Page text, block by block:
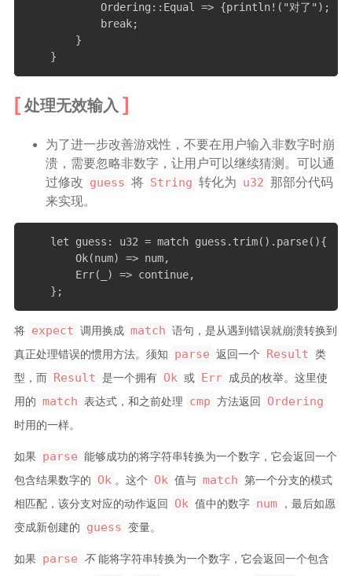
            Ordering::Equal => {println!("对了");
            break;
        }
    }
处理无效输入
为了进一步改善游戏性，不要在用户输入非数字时崩
溃，需要忽略非数字，让用户可以继续猜测。可以通
过修改 guess 将 String 转化为 u32 那部分代码
来实现。
    let guess: u32 = match guess.trim().parse(){
        Ok(num) => num,
        Err(_) => continue,
    };
将 expect 调用换成 match 语句，是从遇到错误就崩溃转换到
真正处理错误的惯用方法。须知
parse 返回一个 Result 类
型，而 Result 是一个拥有 Ok 或 Err 成员的枚举。这里使
用的 match 表达式，和之前处理 cmp 方法返回 Ordering
时用的一样。
如果 parse 能够成功的将字符串转换为一个数字，它会返回一个
包含结果数字的
Ok 。这个 Ok 值与 match 第一个分支的模式
相匹配，该分支对应的动作返回
Ok 值中的数字 num
，最后如愿
变成新创建的
guess 变量。
如果 parse 不能将字符串转换为一个数字，它会返回一个包含